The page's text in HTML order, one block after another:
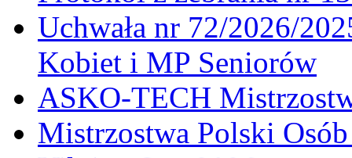
Uchwała nr 72/2026/
Kobiet i MP Seniorów
ASKO-TECH
Mistrzostwa Polski